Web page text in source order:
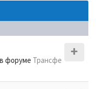
в форуме Трансфе